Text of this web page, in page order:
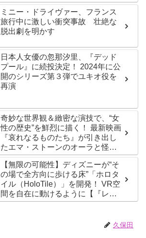
ミニー・ドライヴァー、フランス
旅行中に激しい衝突事故 壮絶な
脱出劇を明かす
日本人女優の忽那汐里、『デッド
プール』に続投決定！ 2024年に公
開のシリーズ第３弾でユキオ役を
再演
奇妙な世界観＆緻密な演技で、“女
性の歴史”を鮮烈に描く！ 最新映画
『哀れなるものたち』が引き出し
たエマ・ストーンのオーラと怪
演、そして緻密すぎる演技力！ こ
れは女性の“自由意志”の物語［レビ
ュー＆解説］
【無限の可能性】ディズニーが“そ
の場で全方向に歩ける床”「ホロタ
イル（HoloTile）」を開発！ VR空
間を自在に動けるように【『レデ
ィプレ』実現への大きな一歩？】
久保田